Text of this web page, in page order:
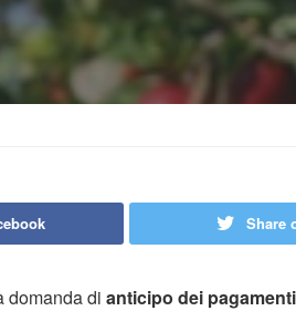
Share
domanda di anticipo dei